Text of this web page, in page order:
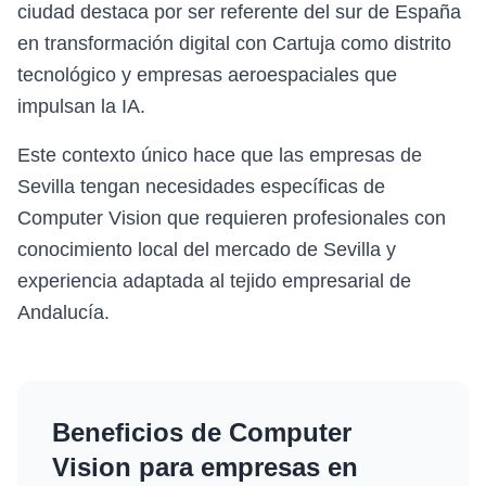
ciudad destaca por ser referente del sur de España
en transformación digital con Cartuja como distrito
tecnológico y empresas aeroespaciales que
impulsan la IA.
Este contexto único hace que las empresas de
Sevilla tengan necesidades específicas de
Computer Vision que requieren profesionales con
conocimiento local del mercado de Sevilla y
experiencia adaptada al tejido empresarial de
Andalucía.
Beneficios de Computer
Vision para empresas en